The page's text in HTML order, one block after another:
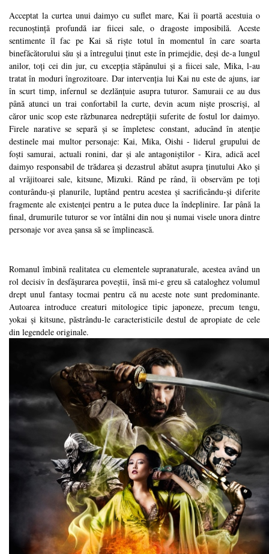
Acceptat la curtea unui daimyo cu suflet mare, Kai îi poartă acestuia o
recunoștință profundă iar fiicei sale, o dragoste imposibilă. Aceste
sentimente îl fac pe Kai să riște totul în momentul în care soarta
binefăcătorului său și a întregului ținut este în primejdie, deși de-a lungul
anilor, toți cei din jur, cu excepția stăpânului și a fiicei sale, Mika, l-au
tratat în moduri îngrozitoare. Dar intervenția lui Kai nu este de ajuns, iar
în scurt timp, infernul se dezlănțuie asupra tuturor. Samuraii ce au dus
până atunci un trai confortabil la curte, devin acum niște proscriși, al
căror unic scop este răzbunarea nedreptății suferite de fostul lor daimyo.
Firele narative se separă și se împletesc constant, aducând în atenție
destinele mai multor personaje: Kai, Mika, Oishi - liderul grupului de
foști samurai, actuali ronini, dar și ale antagoniștilor - Kira, adică acel
daimyo responsabil de trădarea și dezastrul abătut asupra ținutului Ako și
al vrăjitoarei sale, kitsune, Mizuki. Rând pe rând, îi observăm pe toți
conturându-și planurile, luptând pentru acestea și sacrificându-și diferite
fragmente ale existenței pentru a le putea duce la îndeplinire. Iar până la
final, drumurile tuturor se vor întâlni din nou și numai visele unora dintre
personaje vor avea șansa să se împlinească.
Romanul îmbină realitatea cu elementele supranaturale, acestea având un
rol decisiv în desfășurarea poveștii, însă mi-e greu să cataloghez volumul
drept unul fantasy tocmai pentru că nu aceste note sunt predominante.
Autoarea introduce creaturi mitologice tipic japoneze, precum tengu,
yokai și kitsune, păstrându-le caracteristicile destul de apropiate de cele
din legendele originale.